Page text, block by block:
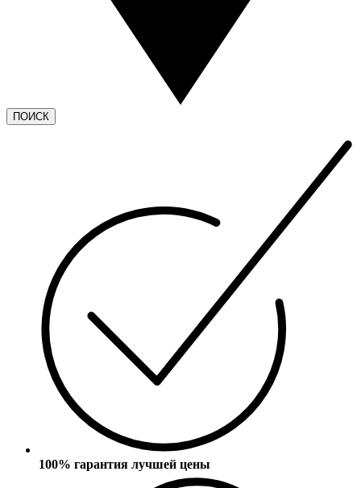
ПОИСК
100% гарантия лучшей цены